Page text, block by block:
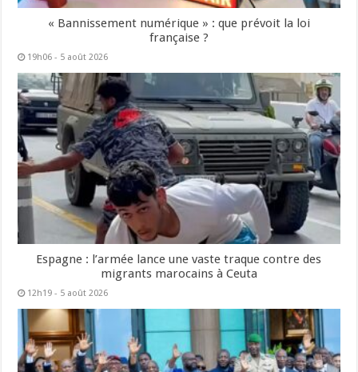
« Bannissement numérique » : que prévoit la loi
française ?
19h06 - 5 août 2026
Espagne : l’armée lance une vaste traque contre des
migrants marocains à Ceuta
12h19 - 5 août 2026